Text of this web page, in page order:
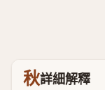
秋詳細解釋